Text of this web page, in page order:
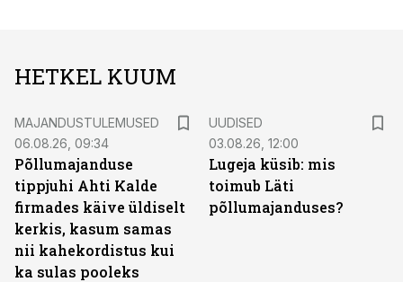
HETKEL KUUM
MAJANDUSTULEMUSED
06.08.26, 09:34
Põllumajanduse
tippjuhi Ahti Kalde
firmades käive üldiselt
kerkis, kasum samas
nii kahekordistus kui
ka sulas pooleks
UUDISED
03.08.26, 12:00
Lugeja küsib: mis
toimub Läti
põllumajanduses?